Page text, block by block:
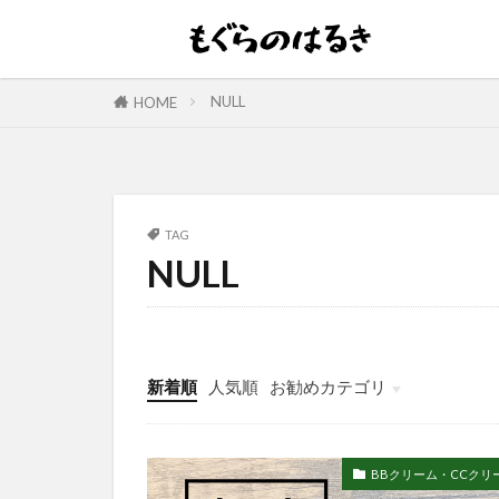
HOME NULL
TAG
NULL
新着順 人気順 お勧めカテゴリ
BBクリーム・CCクリ